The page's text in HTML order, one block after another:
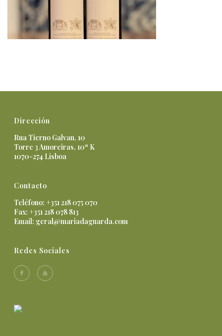
Dirección
Rua Tierno Galvan, 10
Torre 3 Amoreiras, 10º K
1070-274 Lisboa
Contacto
Teléfono: +351 218 075 070
Fax: +351 218 078 813
Email: geral@mariadaguarda.com
Redes Sociales